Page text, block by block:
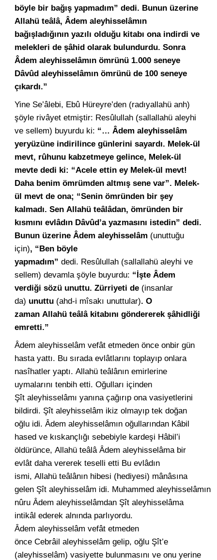
böyle bir bağış yapmadım” dedi. Bunun üzerine
Allahü teâlâ, Âdem aleyhisselâmın
bağışladığının yazılı olduğu kitabı ona indirdi ve
melekleri de şâhid olarak bulundurdu. Sonra
Âdem aleyhisselâmın ömrünü 1.000 seneye
Dâvûd aleyhisselâmın ömrünü de 100 seneye
çıkardı.”
Yine Se’âlebi, Ebû Hüreyre’den (radıyallahü anh)
şöyle rivâyet etmiştir: Resûlullah (sallallahü aleyhi
ve sellem) buyurdu ki: “… Âdem aleyhisselâm
yeryüzüne indirilince günlerini sayardı. Melek-ül
mevt, rûhunu kabzetmeye gelince, Melek-ül
mevte dedi ki: “Acele ettin ey Melek-ül mevt!
Daha benim ömrümden altmış sene var”. Melek-
ül mevt de ona; “Senin ömründen bir şey
kalmadı. Sen Allahü teâlâdan, ömründen bir
kısmını evlâdın Dâvûd’a yazmasını istedin” dedi.
Bunun üzerine Âdem aleyhisselâm (unuttuğu
için), “Ben böyle
yapmadım” dedi. Resûlullah (sallallahü aleyhi ve
sellem) devamla şöyle buyurdu: “İşte Âdem
verdiği sözü unuttu. Zürriyeti de (insanlar
da) unuttu (ahd-i mîsakı unuttular). O
zaman Allahü teâlâ kitabını göndererek şâhidliği
emretti.”
Âdem aleyhisselâm vefât etmeden önce onbir gün
hasta yattı. Bu sırada evlâtlarını toplayıp onlara
nasîhatler yaptı. Allahü teâlânın emirlerine
uymalarını tenbih etti. Oğulları içinden
Şît aleyhisselâmı yanına çağırıp ona vasiyetlerini
bildirdi. Şît aleyhisselâm ikiz olmayıp tek doğan
oğlu idi. Âdem aleyhisselâmın oğullarından Kâbil
hased ve kıskançlığı sebebiyle kardeşi Hâbil’i
öldürünce, Allahü teâlâ Âdem aleyhisselâma bir
evlât daha vererek teselli etti Bu evlâdın
ismi, Allahü teâlânın hibesi (hediyesi) mânâsına
gelen Şît aleyhisselâm idi. Muhammed aleyhisselâmın
nûru Âdem aleyhisselâmdan Şît aleyhisselâma
intikâl ederek alnında parlıyordu.
Âdem aleyhisselâm vefât etmeden
önce Cebrâil aleyhisselâm gelip, oğlu Şît’e
(aleyhisselâm) vasiyette bulunmasını ve onu yerine